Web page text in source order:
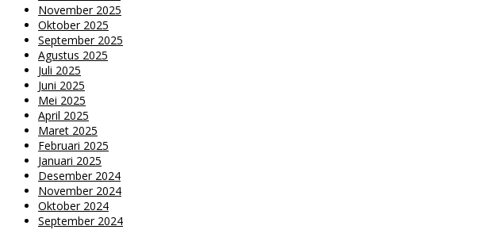
November 2025
Oktober 2025
September 2025
Agustus 2025
Juli 2025
Juni 2025
Mei 2025
April 2025
Maret 2025
Februari 2025
Januari 2025
Desember 2024
November 2024
Oktober 2024
September 2024